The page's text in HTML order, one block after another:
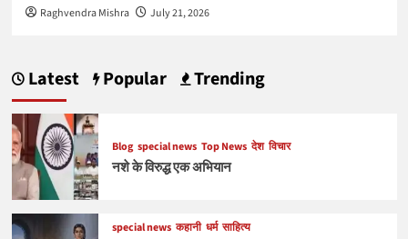
Raghvendra Mishra July 21, 2026
Latest Popular Trending
Blog special news Top News देश विचार
नशे के विरुद्ध एक अभियान
special news कहानी धर्म साहित्य